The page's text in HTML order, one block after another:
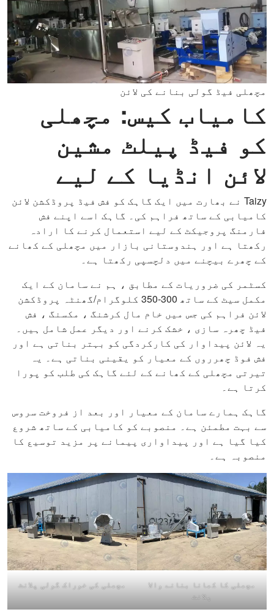
مچھلی فیڈ گولی بنانے کی لائن
کامیاب کیس: مچھلی
کو فیڈ پیلٹ مشین
لائن انڈیا کے لیے
Taizy نے بھارت میں ایک گاہک کو فش فیڈ پروڈکشن لائن
کامیابی کے ساتھ فراہم کی۔ گاہک اسے اپنے فش
فارمنگ پروجیکٹ کے لیے استعمال کرنے کا ارادہ
رکھتا ہے اور ہندوستانی بازار میں مچھلی کے کھانے
کے چھرے بیچنے میں دلچسپی رکھتا ہے۔
کسٹمر کی ضروریات کے مطابق ، ہم نے سامان کے ایک
مکمل سیٹ کے ساتھ 300-350 کلوگرام/گھنٹہ پروڈکشن
لائن فراہم کی جس میں خام مال کرشنگ ، مکسنگ ، فش
فیڈ چھرہ سازی ، خشک کرنے اور دیگر عمل شامل ہیں۔
یہ لائن پیداوار کی کارکردگی کو بہتر بناتی ہے اور
فش فوڈ چھرروں کے معیار کو یقینی بناتی ہے۔ یہ
تیرتی مچھلی کے کھانے کے لئے گاہک کی طلب کو پورا
کرتا ہے۔
گاہک ہمارے سامان کے معیار اور بعد از فروخت سروس
سے بہت مطمئن ہے۔ منصوبے کو کامیابی کے ساتھ شروع
کیا گیا ہے اور پیداواری پیمانے پر مزید توسیع کا
منصوبہ ہے۔
مچھلی کا کھانا بنانے والا
پلانٹ
مچھلی کی خوراک گولی پلانٹ